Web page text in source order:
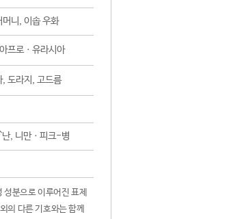
니, 이솝 우화
프로ㆍ유라시아
도라지, 고드름
난, 니만ㆍ피크-병
분으로 이루어진 표제
의 다른 기호와는 함께